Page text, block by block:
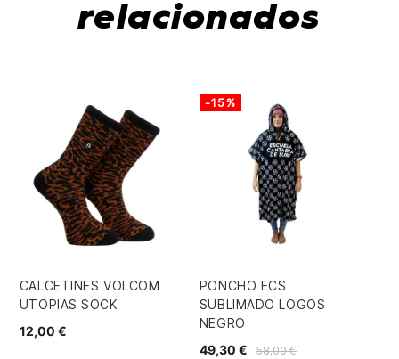
relacionados
CALCETINES VOLCOM
UTOPIAS SOCK
12,00 €
PONCHO ECS
SUBLIMADO LOGOS
NEGRO
58,00 €
49,30 €
-15%